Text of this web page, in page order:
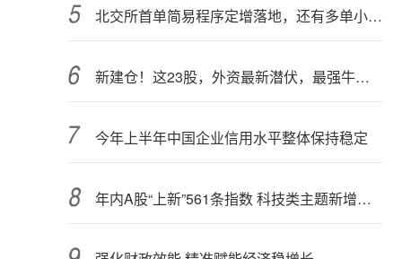
北交所首单简易程序定增落地，还有多单小额快速融资推进中
新建仓！这23股，外资最新潜伏，最强牛股在列
今年上半年中国企业信用水平整体保持稳定
年内A股“上新”561条指数 科技类主题新增较多